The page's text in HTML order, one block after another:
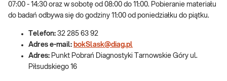
07:00 - 14:30 oraz w sobotę od 08:00 do 11:00. Pobieranie materiału
do badań odbywa się do godziny 11:00 od poniedziałku do piątku.
Telefon: 32 285 63 92
Adres e-mail: bokSlask@diag.pl
Adres: Punkt Pobrań Diagnostyki Tarnowskie Góry ul.
Piłsudskiego 16